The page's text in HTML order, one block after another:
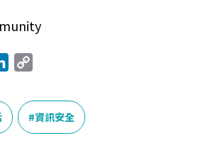
k
p
y
L
資訊安全